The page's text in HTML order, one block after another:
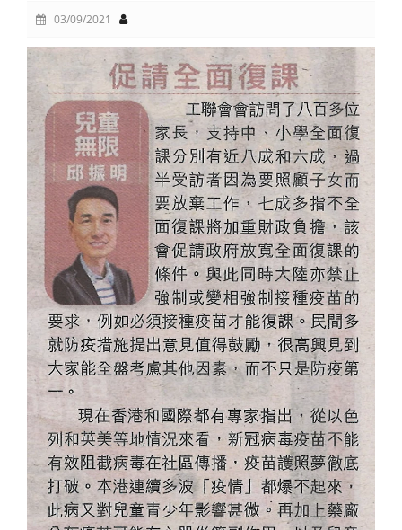
03/09/2021